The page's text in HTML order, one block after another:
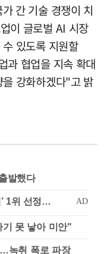
간 기술 경쟁이 치
이 글로벌 AI 시장
있도록 지원할
과 협업을 지속 확대
강화하겠다"고 밝
발했다
못 낳아 미안"
녹취 폭로 파장